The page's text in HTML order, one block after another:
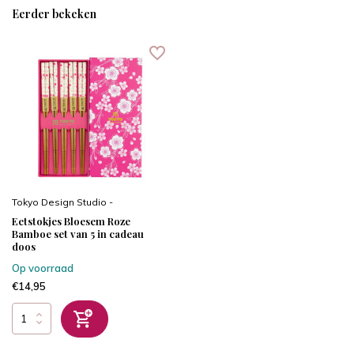
Eerder bekeken
Tokyo Design Studio -
Eetstokjes Bloesem Roze
Bamboe set van 5 in cadeau
doos
Op voorraad
€14,95